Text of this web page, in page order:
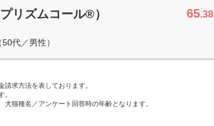
リズムコール®） 65.38
代／男性）
求方法を表しております。
。
猫種名／アンケート回答時の年齢となります。